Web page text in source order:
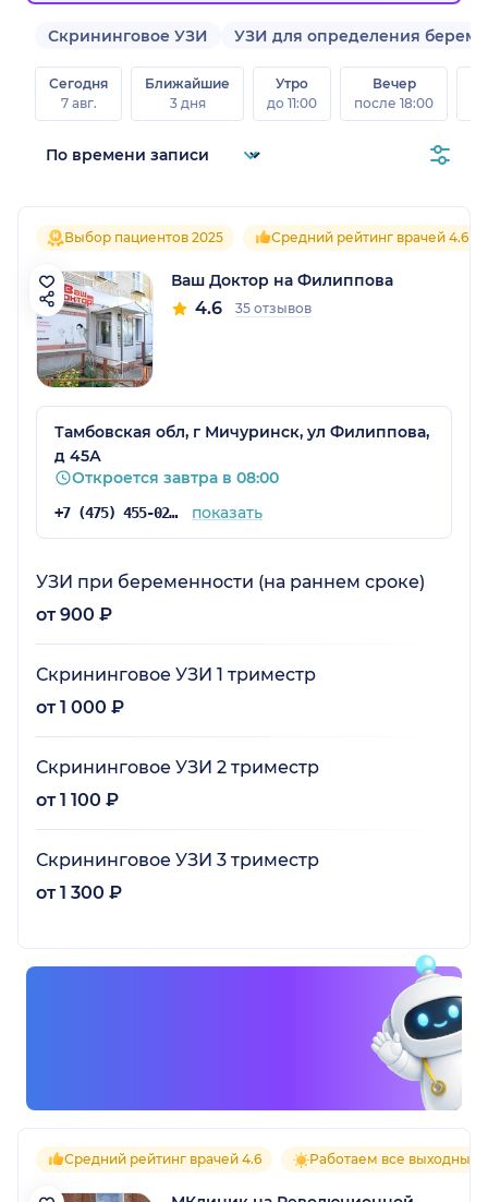
Скрининговое УЗИ УЗИ для определения
Сегодня
7 авг.
Ближайшие
3 дня
Утро
до 11:00
Вечер
после 18:00
Выбор пациентов 2025 Средний рейтинг врачей 4.6
Ваш Доктор на Филиппова
4.6 35 отзывов
Тамбовская обл, г Мичуринск, ул Филиппова,
д 45А
Откроется завтра в 08:00
+7 (475) 455-02-00 показать
УЗИ при беременности (на раннем сроке)
от 900 ₽
Скрининговое УЗИ 1 триместр
от 1 000 ₽
Скрининговое УЗИ 2 триместр
от 1 100 ₽
Скрининговое УЗИ 3 триместр
от 1 300 ₽
Средний рейтинг врачей 4.6 Работаем все выходные